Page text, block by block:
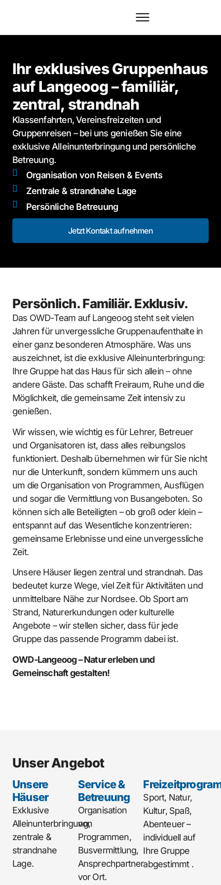
Ihr exklusives Gruppenhaus
auf Langeoog – familiär,
zentral, strandnah
Klassenfahrten, Vereinsfreizeiten und
Gruppenreisen – bei uns genießen Sie eine
exklusive Alleinunterbringung und persönliche
Betreuung.
Organisation von Reisen & Events
Zentrale & strandnahe Lage
Persönliche Betreuung
Jetzt Kontakt aufnehmen
Persönlich. Familiär. Exklusiv.
Das OWD-Team auf Langeoog steht seit vielen
Jahren für unvergessliche Gruppenaufenthalte in
einer ganz besonderen Atmosphäre. Was uns
auszeichnet, ist die exklusive Alleinunterbringung:
Ihre Gruppe hat das Haus für sich allein – ohne
andere Gäste. Das schafft Freiraum, Ruhe und die
Möglichkeit, die gemeinsame Zeit intensiv zu
genießen.
Wir wissen, wie wichtig es für Lehrer, Betreuer
und Organisatoren ist, dass alles reibungslos
funktioniert. Deshalb übernehmen wir für Sie nicht
nur die Unterkunft, sondern kümmern uns auch
um die Organisation von Programmen, Ausflügen
und sogar die Vermittlung von Busangeboten. So
können sich alle Beteiligten – ob groß oder klein –
entspannt auf das Wesentliche konzentrieren:
gemeinsame Erlebnisse und eine unvergessliche
Zeit.
Unsere Häuser liegen zentral und strandnah. Das
bedeutet kurze Wege, viel Zeit für Aktivitäten und
unmittelbare Nähe zur Nordsee. Ob Sport am
Strand, Naturerkundungen oder kulturelle
Angebote – wir stellen sicher, dass für jede
Gruppe das passende Programm dabei ist.
OWD-Langeoog – Natur erleben und
Gemeinschaft gestalten!
Unser Angebot
Unsere
Häuser
Exklusive
Alleinunterbringung,
zentrale &
strandnahe
Lage.
Service &
Betreuung
Organisation
von
Programmen,
Busvermittlung,
Ansprechpartner
vor Ort.
Sport, Natur,
Kultur, Spaß,
Abenteuer –
individuell auf
Ihre Gruppe
abgestimmt .